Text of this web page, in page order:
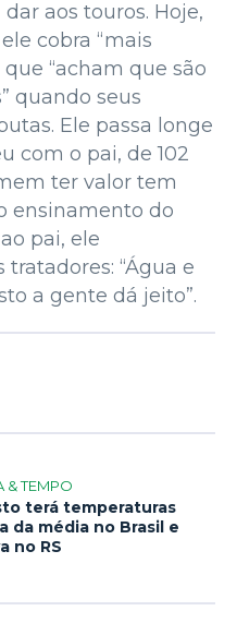
aos touros. Hoje,
cobra “mais
“acham que são
quando seus
Ele passa longe
com o pai, de 102
ter valor tem
ensinamento do
pai, ele
“Água e
a gente dá jeito”.
& TEMPO
terá temperaturas
da média no Brasil e
no RS